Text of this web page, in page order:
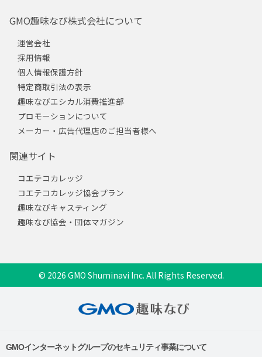
GMO趣味なび株式会社について
運営会社
採用情報
個人情報保護方針
特定商取引法の表示
趣味なびエシカル消費推進部
プロモーションについて
メーカー・広告代理店のご担当者様へ
関連サイト
コエテコカレッジ
コエテコカレッジ協会プラン
趣味なびキャスティング
趣味なび協会・団体マガジン
© 2026 GMO Shuminavi Inc. All Rights Reserved.